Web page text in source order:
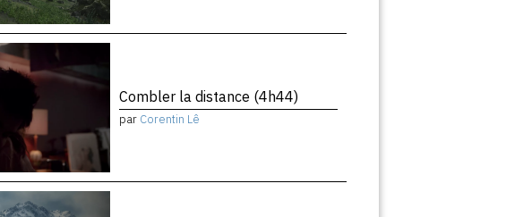
Combler la distance (4h44)
par Corentin Lê